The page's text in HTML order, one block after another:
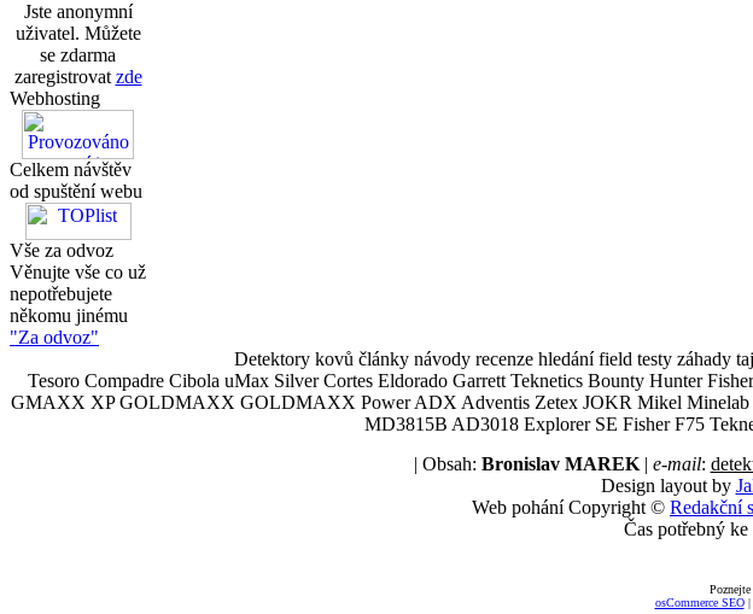
Jste anonymní
uživatel. Můžete
se zdarma
zaregistrovat zde
Webhosting
Celkem návštěv
od spuštění webu
Vše za odvoz
Věnujte vše co už
nepotřebujete
někomu jinému
"Za odvoz"
Detektory kovů články návody recenze hledání field testy záhady
Tesoro Compadre Cibola uMax Silver Cortes Eldorado Garrett Teknetics Bounty Hunter
GMAXX XP GOLDMAXX GOLDMAXX Power ADX Adventis Zetex JOKR Mikel Minelab
MD3815B AD3018 Explorer SE Fisher F75
| Obsah: Bronislav MAREK| e-mail:
Design layout by
Web pohání Copyright © Redakční
Čas potřebný
osCommerce SEO|